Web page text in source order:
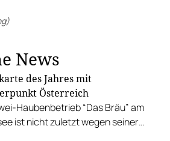
News
des Jahres mit
Österreich
Haubenbetrieb “Das Bräu” am
ist nicht zuletzt wegen seiner